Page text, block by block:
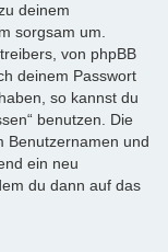
deinem
sorgsam um.
von phpBB
deinem Passwort
so kannst du
benutzen. Die
Benutzernamen und
ein neu
du dann auf das